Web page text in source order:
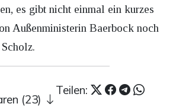
es gibt nicht einmal ein kurzes
Außenministerin Baerbock noch
Teilen:
(23)